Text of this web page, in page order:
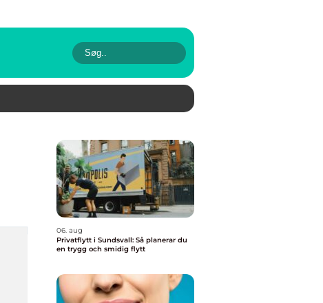
06. aug
Privatflytt i Sundsvall: Så planerar du
en trygg och smidig flytt